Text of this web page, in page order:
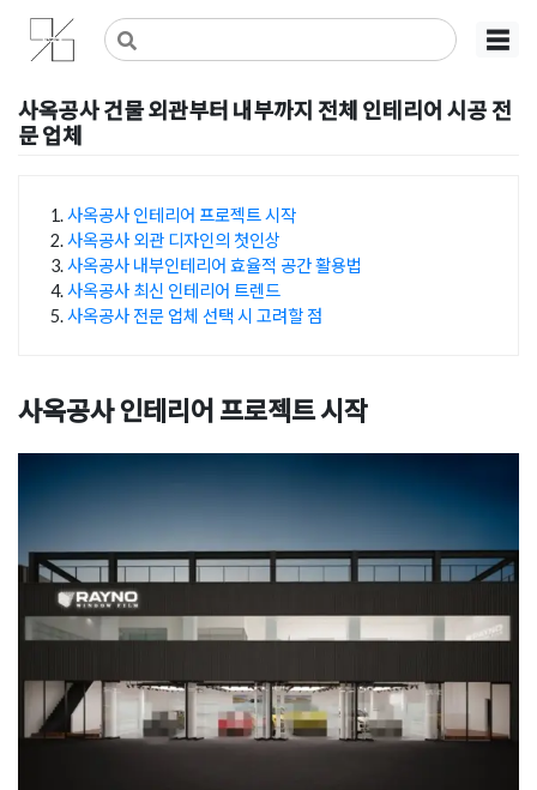
Skip
content
사무실인테리어 디자인 공사 비용견적 플랫폼
사무실인테리어 916
☰
사옥공사 건물 외관부터 내부까지 전체 인테리어 시공 전
문 업체
목차
사옥공사 인테리어 프로젝트 시작
사옥공사 외관 디자인의 첫인상
사옥공사 내부인테리어 효율적 공간 활용법
사옥공사 최신 인테리어 트렌드
사옥공사 전문 업체 선택 시 고려할 점
사옥공사 인테리어 프로젝트 시작